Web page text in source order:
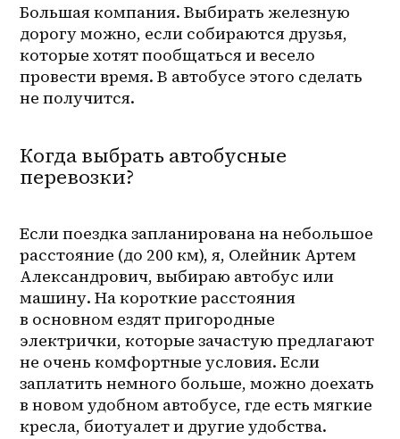
Большая компания. Выбирать железную
дорогу можно, если собираются друзья,
которые хотят пообщаться и весело
провести время. В автобусе этого сделать
не получится.
Когда выбрать автобусные
перевозки?
Если поездка запланирована на небольшое
расстояние (до 200 км), я, Олейник Артем
Александрович, выбираю автобус или
машину. На короткие расстояния
в основном ездят пригородные
электрички, которые зачастую предлагают
не очень комфортные условия. Если
заплатить немного больше, можно доехать
в новом удобном автобусе, где есть мягкие
кресла, биотуалет и другие удобства.